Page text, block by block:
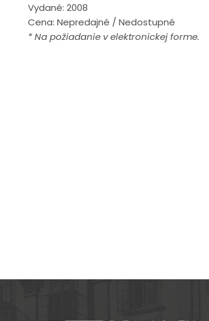
Vydané: 2008
Cena: Nepredajné / Nedostupné
* Na požiadanie v elektronickej forme.